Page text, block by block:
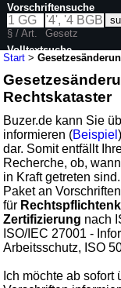
Start >
Rechtskataster
Buzer.de kann Sie
informieren (Beispiel
dar. Somit entfällt
Recherche, ob,
in Kraft getreten
Paket an
für
Zertifizierung nach
ISO/IEC 27001 -
Arbeitsschutz, ISO
Ich möchte ab
Vorschriftensuche
§ / Art.
Gesetz
Volltextsuche